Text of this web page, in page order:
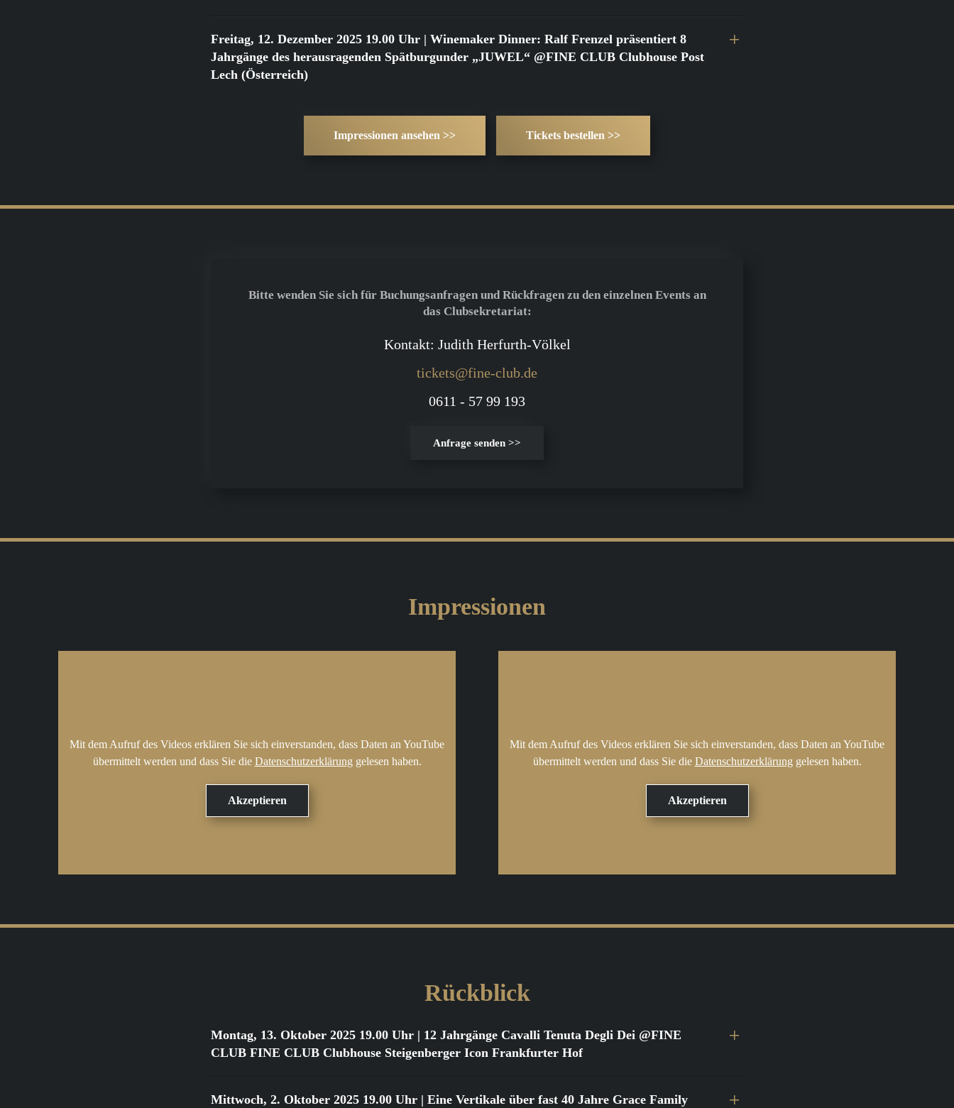
Freitag, 12. Dezember 2025 19.00 Uhr | Winemaker Dinner: Ralf Frenzel präsentiert 8
Jahrgänge des herausragenden Spätburgunder „JUWEL“ @FINE CLUB Clubhouse Post
Lech (Österreich)
Impressionen ansehen >> Tickets bestellen >>
Bitte wenden Sie sich für Buchungsanfragen und Rückfragen zu den einzelnen Events an
das Clubsekretariat:
Kontakt: Judith Herfurth-Völkel
tickets@fine-club.de
0611 - 57 99 193
Anfrage senden >>
Impressionen
Mit dem Aufruf des Videos erklären Sie sich einverstanden, dass Daten an YouTube
übermittelt werden und dass Sie die Datenschutzerklärung gelesen haben.
Mit dem Aufruf des Videos erklären Sie sich einverstanden, dass Daten an YouTube
übermittelt werden und dass Sie die Datenschutzerklärung gelesen haben.
Rückblick
Montag, 13. Oktober 2025 19.00 Uhr | 12 Jahrgänge Cavalli Tenuta Degli Dei @FINE
CLUB FINE CLUB Clubhouse Steigenberger Icon Frankfurter Hof
Mittwoch, 2. Oktober 2025 19.00 Uhr | Eine Vertikale über fast 40 Jahre Grace Family